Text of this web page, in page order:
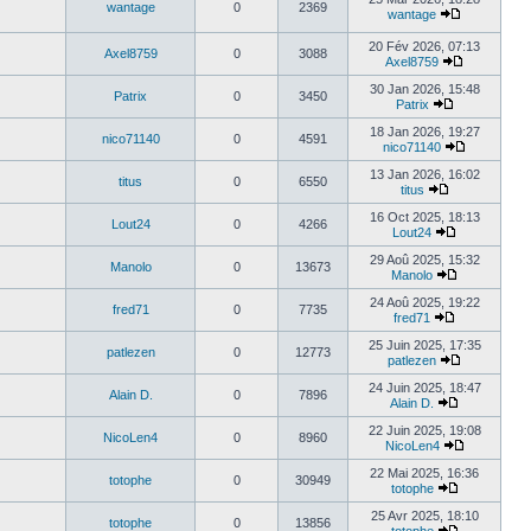
wantage 0 2369
wantage
Axel8759 0 3088
20 Fév 2026, 07:13
Axel8759
Patrix 0 3450
30 Jan 2026, 15:48
Patrix
nico71140 0 4591
18 Jan 2026, 19:27
nico71140
titus 0 6550
13 Jan 2026, 16:02
titus
Lout24 0 4266
16 Oct 2025, 18:13
Lout24
Manolo 0 13673
29 Aoû 2025, 15:32
Manolo
fred71 0 7735
24 Aoû 2025, 19:22
fred71
patlezen 0 12773
25 Juin 2025, 17:35
patlezen
Alain D. 0 7896
24 Juin 2025, 18:47
Alain D.
NicoLen4 0 8960
22 Juin 2025, 19:08
NicoLen4
totophe 0 30949
22 Mai 2025, 16:36
totophe
totophe 0 13856
25 Avr 2025, 18:10